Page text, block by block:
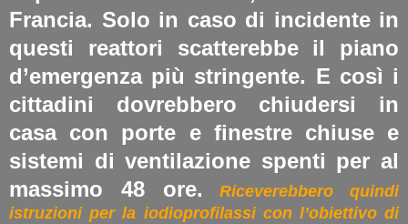
Francia. Solo in caso di incidente in
questi reattori scatterebbe il piano
d’emergenza più stringente. E così i
cittadini dovrebbero chiudersi in
casa con porte e finestre chiuse e
sistemi di ventilazione spenti per al
massimo 48 ore.
Riceverebbero quindi
istruzioni per la iodioprofilassi con l’obiettivo di